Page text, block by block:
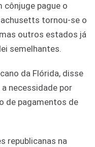
cônjuge pague o
tornou-se o
outros estados já
semelhantes.
da Flórida, disse
necessidade por
de pagamentos de
republicanas na